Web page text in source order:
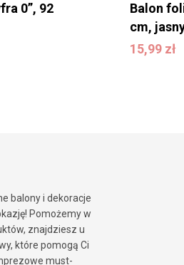
0”, 92
Balon
cm,
15,99 zł
15,99zł
balony i dekoracje
Pomożemy w
znajdziesz u
które pomogą Ci
must-